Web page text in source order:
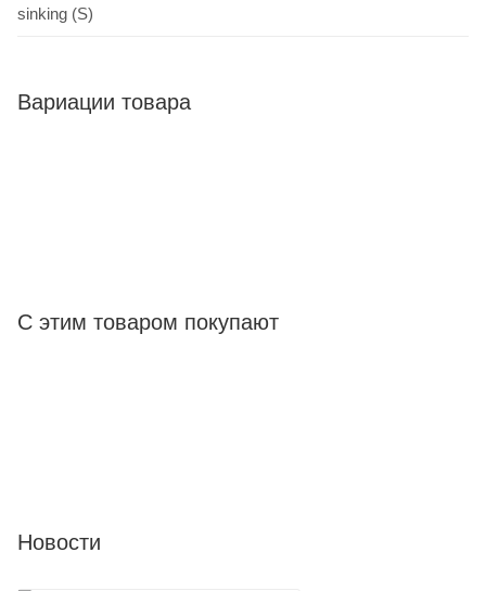
sinking (S)
Вариации товара
С этим товаром покупают
Новости